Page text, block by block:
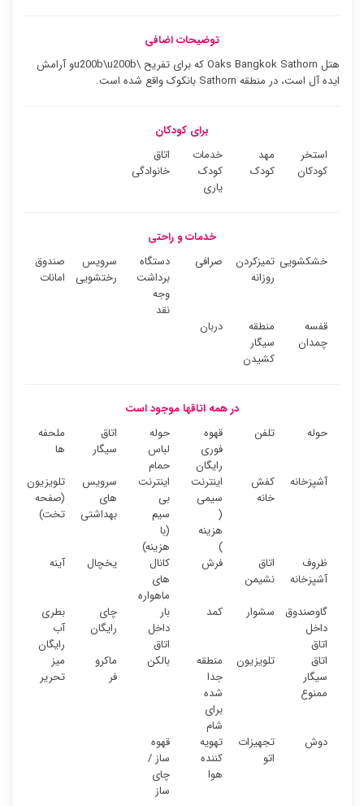
توضیحات اضافی
هتل Oaks Bangkok Sathorn که برای تفریح \u200b\u200bو آرامش
ایده آل است، در منطقه Sathorn بانکوک واقع شده است.
برای کودکان
استخر
کودکان
مهد
کودک
خدمات
کودک
یاری
اتاق
خانوادگی
خدمات و راحتی
خشکشویی تمیزکردن
روزانه
صرافی
دستگاه
برداشت
وجه
نقد
سرویس
رختشویی
صندوق
امانات
قفسه
چمدان
منطقه
سیگار
کشیدن
دربان
در همه اتاقها موجود است
حوله
تلفن
قهوه
فوری
رایگان
حوله
لباس
حمام
اتاق
سیگار
ملحفه
ها
آشپزخانه
کفش
خانه
اینترنت
سیمی
(
هزینه
)
اینترنت
بی
سیم
(با
هزینه)
سرویس
های
بهداشتی
تلویزیون
(صفحه
تخت)
ظروف
آشپزخانه
اتاق
نشیمن
فرش
کانال
های
ماهواره
یخچال آینه
گاوصندوق
داخل
اتاق
سشوار کمد
بار
داخل
اتاق
چای
رایگان
بطری
آب
رایگان
اتاق
سیگار
ممنوع
تلویزیون
منطقه
جدا
شده
برای
شام
بالکن
ماکرو
فر
میز
تحریر
دوش
تجهیزات
اتو
تهویه
کننده
هوا
قهوه
ساز /
چای
ساز